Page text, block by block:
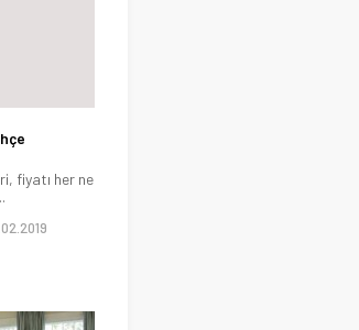
fiyatı her ne